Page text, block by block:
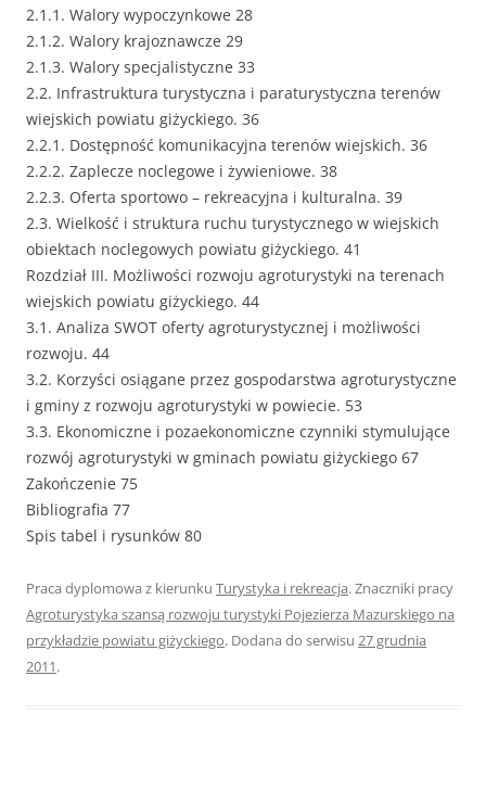
2.1.1. Walory wypoczynkowe 28
2.1.2. Walory krajoznawcze 29
2.1.3. Walory specjalistyczne 33
2.2. Infrastruktura turystyczna i paraturystyczna terenów
wiejskich powiatu giżyckiego. 36
2.2.1. Dostępność komunikacyjna terenów wiejskich. 36
2.2.2. Zaplecze noclegowe i żywieniowe. 38
2.2.3. Oferta sportowo – rekreacyjna i kulturalna. 39
2.3. Wielkość i struktura ruchu turystycznego w wiejskich
obiektach noclegowych powiatu giżyckiego. 41
Rozdział III. Możliwości rozwoju agroturystyki na terenach
wiejskich powiatu giżyckiego. 44
3.1. Analiza SWOT oferty agroturystycznej i możliwości
rozwoju. 44
3.2. Korzyści osiągane przez gospodarstwa agroturystyczne
i gminy z rozwoju agroturystyki w powiecie. 53
3.3. Ekonomiczne i pozaekonomiczne czynniki stymulujące
rozwój agroturystyki w gminach powiatu giżyckiego 67
Zakończenie 75
Bibliografia 77
Spis tabel i rysunków 80
Praca dyplomowa z kierunku Turystyka i rekreacja. Znaczniki pracy
Agroturystyka szansą rozwoju turystyki Pojezierza Mazurskiego na
przykładzie powiatu giżyckiego. Dodana do serwisu 27 grudnia
2011.